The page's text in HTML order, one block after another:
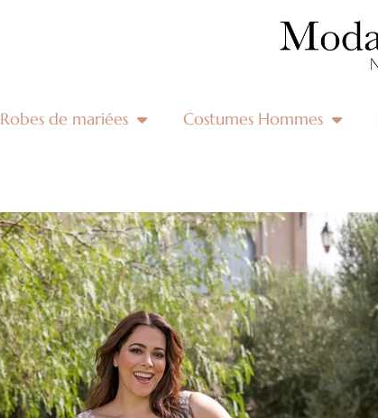
Robes de mariées Costumes Hommes